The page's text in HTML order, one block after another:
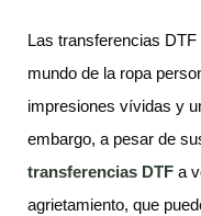
Las transferencias
mundo de la ropa
impresiones vívidas y
embargo, a pesar de
transferencias DTF a
agrietamiento, que